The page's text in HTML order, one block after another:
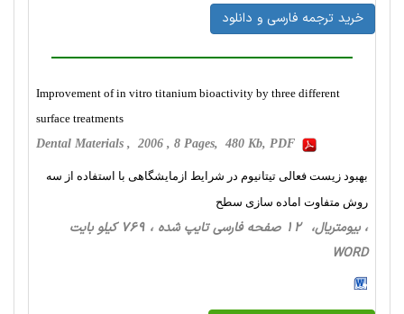
خرید ترجمه فارسی و دانلود
Improvement of in vitro titanium bioactivity by three different
surface treatments
Dental Materials , 2006 , 8 Pages, 480 Kb, PDF
بهبود زیست فعالی تیتانیوم در شرایط ازمایشگاهی با استفاده از سه
روش متفاوت اماده سازی سطح
، بیومتریال، 12 صفحه فارسی تایپ شده ، 769 کیلو بایت
WORD